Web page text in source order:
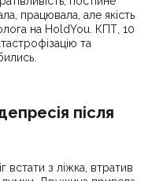
працювала, але якість
на HoldYou. КПТ, 10
та
після
встати з ліжка, втратив